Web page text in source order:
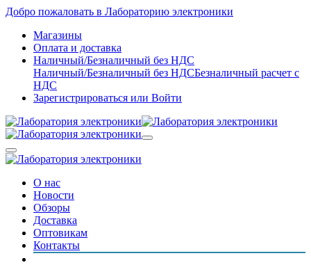
Добро пожаловать в Лабораторию электроники
Магазины
Оплата и доставка
Наличный/Безналичный без НДС
Наличный/Безналичный без НДСБезналичный расчет с
НДС
Зарегистрироваться или Войти
О нас
Новости
Обзоры
Доставка
Оптовикам
Контакты